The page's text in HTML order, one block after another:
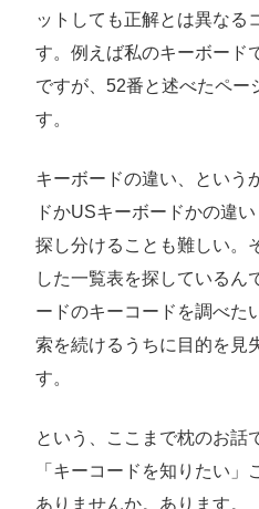
ットしても正解とは異なる
す。例えば私のキーボード
ですが、52番と述べたペー
す。
キーボードの違い、という
ドかUSキーボードかの違
探し分けることも難しい。
した一覧表を探しているん
ードのキーコードを調べた
索を続けるうちに目的を見
す。
という、ここまで枕のお話
「キーコードを知りたい
ありませんか。あります。